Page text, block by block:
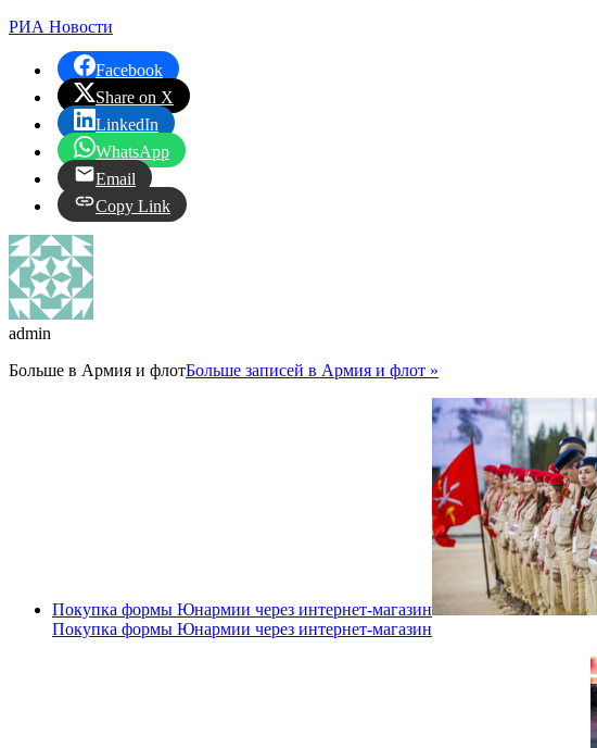
РИА Новости
Facebook
Share on X
LinkedIn
WhatsApp
Email
Copy Link
admin
Больше в Армия и флотБольше записей в Армия и флот »
Покупка формы Юнармии через интернет-магазин
Покупка формы Юнармии через интернет-магазин